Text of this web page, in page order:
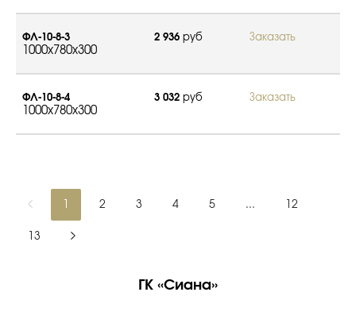
ФЛ-10-8-3
1000x780x300
2 936 руб Заказать
ФЛ-10-8-4
1000x780x300
3 032 руб Заказать
2 3 4 5 ... 12
13
ГК «Сиана»